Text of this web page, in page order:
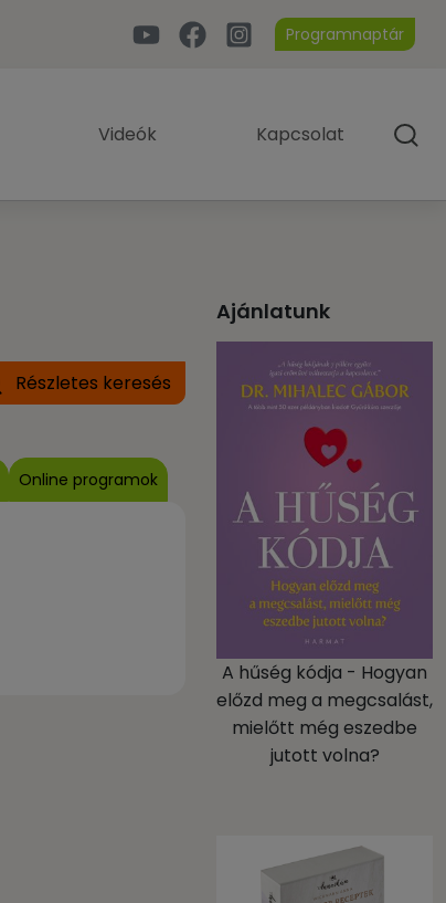
Programnaptár
Videók Kapcsolat
Részletes keresés
Online programok
Ajánlatunk
A hűség kódja - Hogyan
előzd meg a megcsalást,
mielőtt még eszedbe
jutott volna?